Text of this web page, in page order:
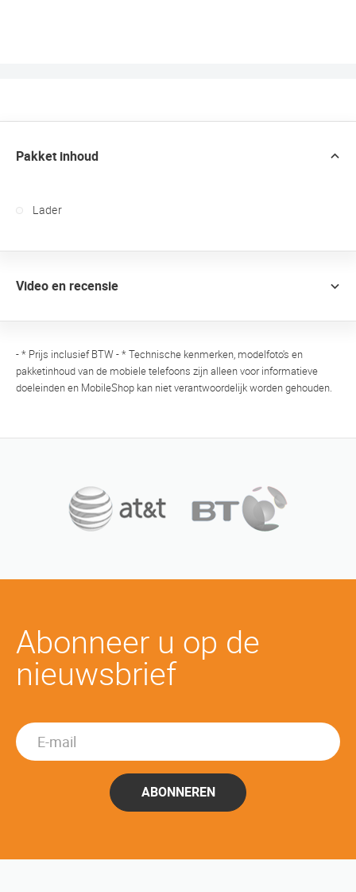
Pakket inhoud
Lader
Video en recensie
- * Prijs inclusief BTW - * Technische kenmerken, modelfoto's en
pakketinhoud van de mobiele telefoons zijn alleen voor informatieve
doeleinden en MobileShop kan niet verantwoordelijk worden gehouden.
Abonneer u op de
nieuwsbrief
ABONNEREN